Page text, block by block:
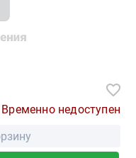
Временно недоступен